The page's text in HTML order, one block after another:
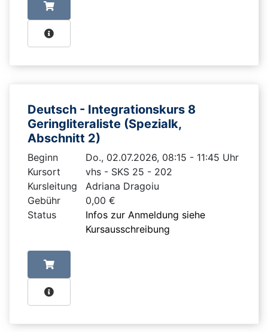
Deutsch - Integrationskurs 8
Geringliteraliste (Spezialk,
Abschnitt 2)
Beginn
Do., 02.07.2026, 08:15 - 11:45 Uhr
Kursort
vhs - SKS 25 - 202
Kursleitung
Adriana Dragoiu
Gebühr
0,00 €
Status
Infos zur Anmeldung siehe
Kursausschreibung